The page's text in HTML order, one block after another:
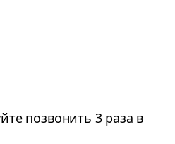
позвонить 3 раза в